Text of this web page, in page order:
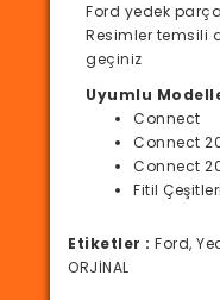
Ford yedek parça
Resimler temsili
geçiniz
Uyumlu
Connect
Connect
Connect
Fitil Çeşitleri
Etiketler : Ford,
ORJİNAL